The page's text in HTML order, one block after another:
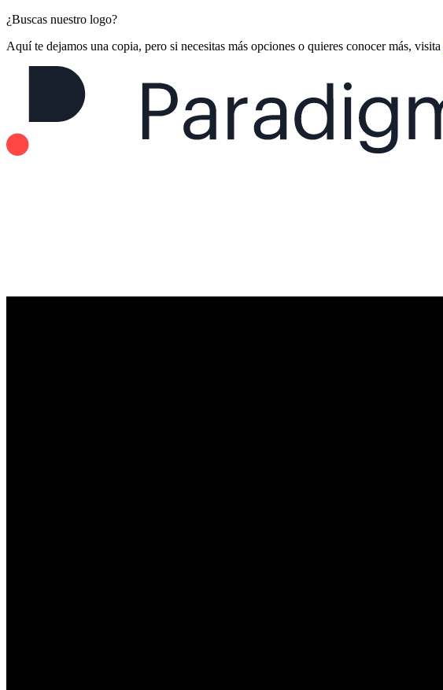
¿Buscas nuestro logo?
Aquí te dejamos una copia, pero si necesitas más opciones o quieres conocer más, visita